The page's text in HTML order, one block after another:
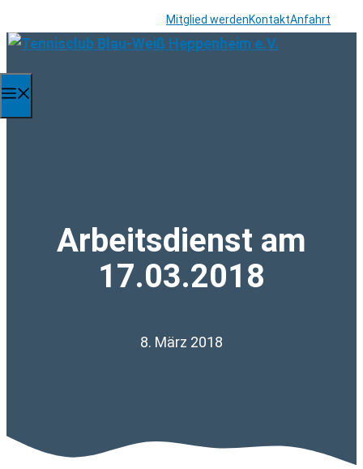
Inhalt
Mitglied werdenKontaktAnfahrt
Arbeitsdienst am
17.03.2018
8. März 2018